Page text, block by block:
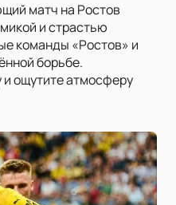
матч на Ростов
и страстью
команды «Ростов» и
борьбе.
ощутите атмосферу